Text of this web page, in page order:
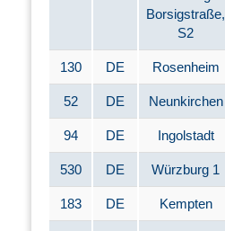
Borsigstraße,
S2
130 DE Rosenheim
52 DE Neunkirchen
94 DE Ingolstadt
530 DE Würzburg 1
183 DE Kempten